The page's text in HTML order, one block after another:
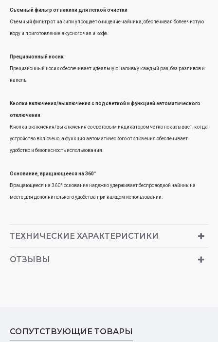
Съемный фильтр от накипи для легкой очистки
Съемный фильтр от накипи упрощает очищение чайника, обеспечивая более чистую
воду и приготовление вкусного чая и кофе.
Прецизионный носик
Прецизионный носик обеспечивает идеальную наливку каждый раз, без разливов и
капель.
Кнопка включения/выключения с подсветкой и функцией автоматического
отключения
Кнопка включения/выключения со световым индикатором четко показывает, когда
устройство включено, а функция автоматического отключения обеспечивает
удобство и безопасность использования.
Основание, вращающееся на 360°
Вращающееся на 360° основание надежно удерживает беспроводной чайник на
месте для дополнительного удобства при каждом использовании.
ТЕХНИЧЕСКИЕ ХАРАКТЕРИСТИКИ
ОТЗЫВЫ
СОПУТСТВУЮЩИЕ ТОВАРЫ